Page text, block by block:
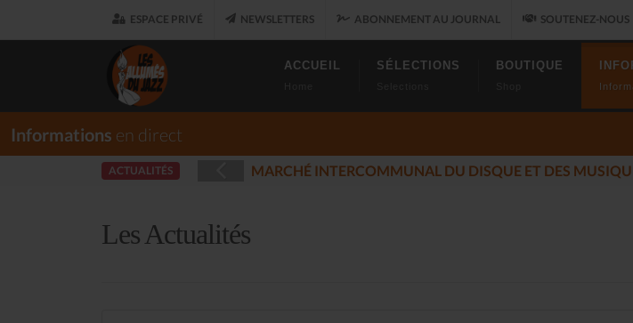
ESPACE PRIVÉ NEWSLETTERS ABONNEMENT AU JOURNAL SOUTENEZ-NOUS
ACCUEIL SÉLECTIONS BOUTIQUE
Informations en direct
ACTUALITÉS
ET DES MUSIQUES ENREGISTRÉES - PLOUARET(2025-12-17)
Les Actualités